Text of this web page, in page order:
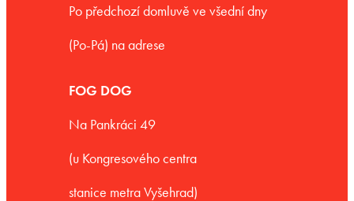
Po předchozí domluvě ve všední dny
(Po-Pá) na adrese
FOG DOG
Na Pankráci 49
(u Kongresového centra
stanice metra Vyšehrad)